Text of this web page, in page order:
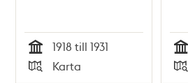
Tid
1918 till 1931
Karta Tid